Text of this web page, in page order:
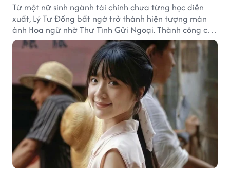
Từ một nữ sinh ngành tài chính chưa từng học diễn
xuất, Lý Tư Đồng bất ngờ trở thành hiện tượng màn
ảnh Hoa ngữ nhờ Thư Tình Gửi Ngoại. Thành công của
bộ phim doanh thu hơn 8.100 tỷ đồng đã mở ra bước
ngoặt lớn trong cuộc đời cô gái sinh năm 2004.